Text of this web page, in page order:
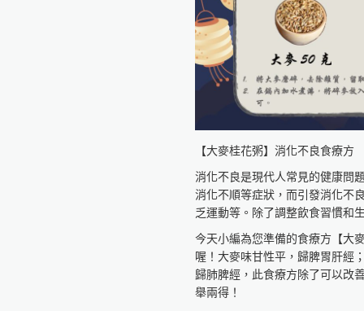
《中藥材食療養生》
作者葉翹
審定曲黎敏、鄭婷宜
《更多食品健康資訊分享》
食療研究室
https://fo93316.wixsite.com/
https://reurl.cc/praNN4
台大食品與生物分子研究中心
http://rcfb.bioagri.ntu.edu.tw/
https://reurl.cc/x6Z7zN
國家食品安全教育暨研究中心
https://www.ncfser.ntu.edu.tw/
全球健康促進產學聯盟
https://reurl.cc/GAWlly
【大麥桂花粥】消化不良食療方
消化不良是現代人常見的健康問
消化不順等症狀，而引發消化不
乏運動等。除了調整飲食習慣和
今天小編為您準備的食療方【大
喔！大麥味甘性平，歸脾胃肝經
歸肺脾經，此食療方除了可以改
舉兩得！